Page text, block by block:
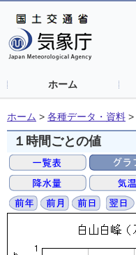
ホーム
ホーム > 各種データ・資料 >
１時間ごとの値